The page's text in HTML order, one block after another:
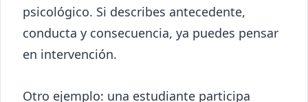
psicológico. Si describes antecedente,
conducta y consecuencia, ya puedes pensar
en intervención.
Otro ejemplo: una estudiante participa